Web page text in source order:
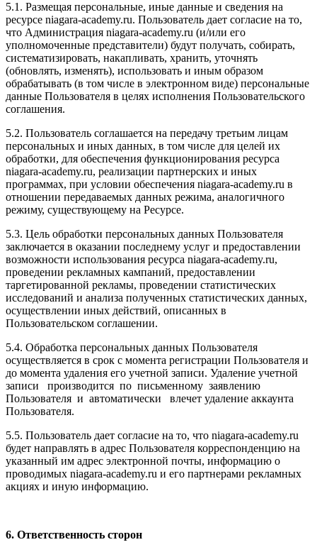
5.1. Размещая персональные, иные данные и сведения на
ресурсе niagara-academy.ru. Пользователь дает согласие на то,
что Администрация niagara-academy.ru (и/или его
уполномоченные представители) будут получать, собирать,
систематизировать, накапливать, хранить, уточнять
(обновлять, изменять), использовать и иным образом
обрабатывать (в том числе в электронном виде) персональные
данные Пользователя в целях исполнения Пользовательского
соглашения.
5.2. Пользователь соглашается на передачу третьим лицам
персональных и иных данных, в том числе для целей их
обработки, для обеспечения функционирования ресурса
niagara-academy.ru, реализации партнерских и иных
программах, при условии обеспечения niagara-academy.ru в
отношении передаваемых данных режима, аналогичного
режиму, существующему на Ресурсе.
5.3. Цель обработки персональных данных Пользователя
заключается в оказании последнему услуг и предоставлении
возможности использования ресурса niagara-academy.ru,
проведении рекламных кампаний, предоставлении
таргетированной рекламы, проведении статистических
исследований и анализа полученных статистических данных,
осуществлении иных действий, описанных в
Пользовательском соглашении.
5.4. Обработка персональных данных Пользователя
осуществляется в срок с момента регистрации Пользователя и
до момента удаления его учетной записи. Удаление учетной
записи производится по письменному заявлению
Пользователя и автоматически влечет удаление аккаунта
Пользователя.
5.5. Пользователь дает согласие на то, что niagara-academy.ru
будет направлять в адрес Пользователя корреспонденцию на
указанный им адрес электронной почты, информацию о
проводимых niagara-academy.ru и его партнерами рекламных
акциях и иную информацию.
6. Ответственность сторон